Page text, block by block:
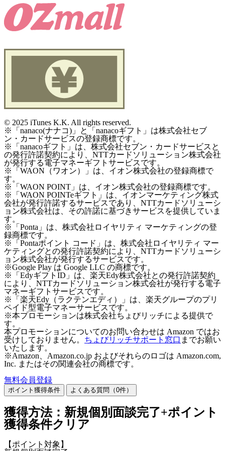
© 2025 iTunes K.K. All rights reserved.
※「nanaco(ナナコ)」と「nanacoギフト」は株式会社セブ
ン・カードサービスの登録商標です。
※「nanacoギフト」は、株式会社セブン・カードサービスと
の発行許諾契約により、NTTカードソリューション株式会社
が発行する電子マネーギフトサービスです。
※「WAON（ワオン）」は、イオン株式会社の登録商標で
す。
※「WAON POINT」は、イオン株式会社の登録商標です。
※「WAON POINTeギフト」は、イオンマーケティング株式
会社が発行許諾するサービスであり、NTTカードソリューシ
ョン株式会社は、その許諾に基づきサービスを提供していま
す。
※「Ponta」は、株式会社ロイヤリティ マーケティングの登
録商標です。
※「Pontaポイント コード」は、株式会社ロイヤリティ マー
ケティングとの発行許諾契約により、NTTカードソリューシ
ョン株式会社が発行するサービスです。
※Google Play は Google LLC の商標です。
※「EdyギフトID」は、楽天Edy株式会社との発行許諾契約
により、NTTカードソリューション株式会社が発行する電子
マネーギフトサービスです。
※「楽天Edy（ラクテンエディ）」は、楽天グループのプリ
ペイド型電子マネーサービスです。
※本プロモーションは株式会社ちょびリッチによる提供で
す。
本プロモーションについてのお問い合わせは Amazon ではお
受けしておりません。 ちょびリッチサポート窓口 までお願い
いたします。
※Amazon、Amazon.co.jp およびそれらのロゴは Amazon.com,
Inc. またはその関連会社の商標です。
無料会員登録
ポイント獲得条件 よくある質問（0件）
獲得方法：新規個別面談完了+ポイント
獲得条件クリア
【ポイント対象】